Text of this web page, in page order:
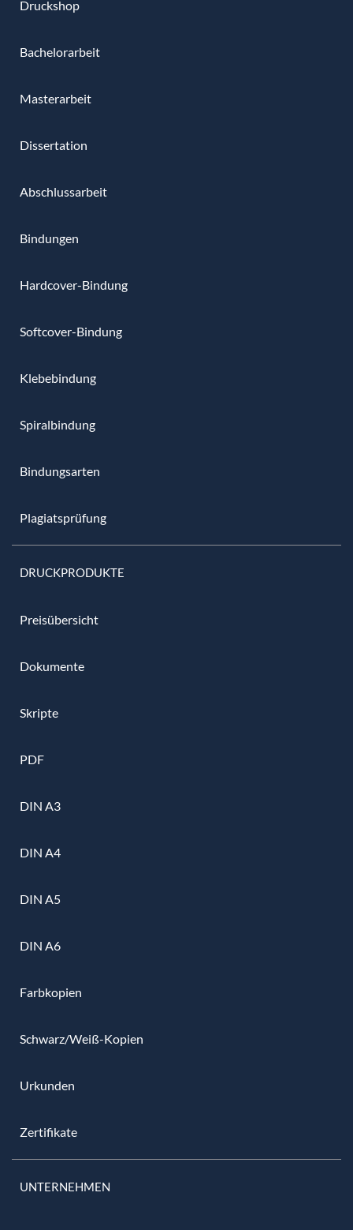
Druckshop
Bachelorarbeit
Masterarbeit
Dissertation
Abschlussarbeit
Bindungen
Hardcover-Bindung
Softcover-Bindung
Klebebindung
Spiralbindung
Bindungsarten
Plagiatsprüfung
DRUCKPRODUKTE
Preisübersicht
Dokumente
Skripte
PDF
DIN A3
DIN A4
DIN A5
DIN A6
Farbkopien
Schwarz/Weiß-Kopien
Urkunden
Zertifikate
UNTERNEHMEN